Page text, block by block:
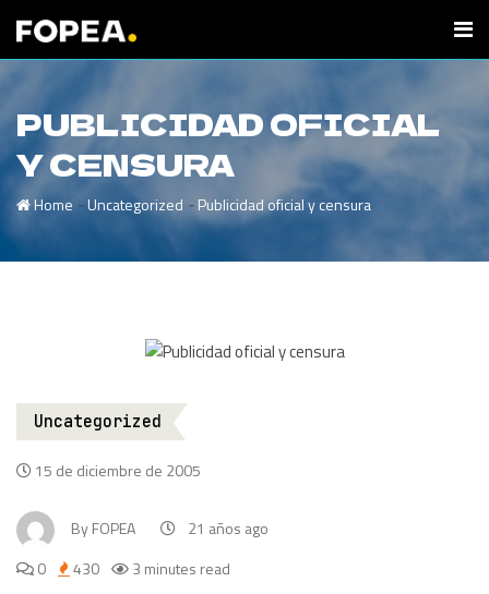
PUBLICIDAD OFICIAL
Y CENSURA
Home -Uncategorized -Publicidad oficial y censura
Uncategorized
15 de diciembre de 2005
ByFOPEA
21 años ago
0
430 3 minutes read